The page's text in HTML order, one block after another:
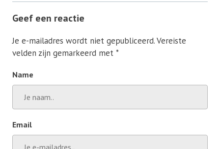
Geef een reactie
Je e-mailadres wordt niet gepubliceerd.Vereiste
velden zijn gemarkeerd met *
Name
Email